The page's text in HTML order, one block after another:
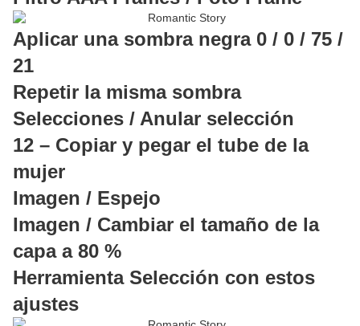
Aplicar una sombra negra 0 / 0 / 75 /
21
Repetir la misma sombra
Selecciones / Anular selección
12 – Copiar y pegar el tube de la
mujer
Imagen / Espejo
Imagen / Cambiar el tamaño de la
capa a 80 %
Herramienta Selección con estos
ajustes